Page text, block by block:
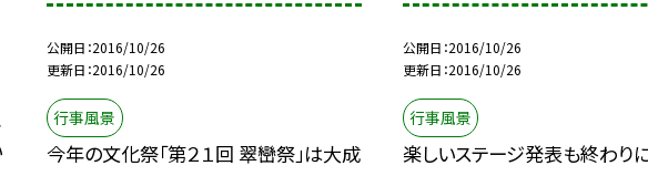
公開日 2016/10/26
更新日 2016/10/26
行事風景
今年の文化祭「第２１回 翠巒祭」は大成
公開日 2016/10/26
更新日 2016/10/26
行事風景
楽しいステージ発表も終わり